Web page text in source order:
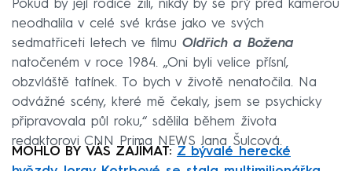
Pokud by její rodiče žili, nikdy by se prý před kamerou
neodhalila v celé své kráse jako ve svých
sedmatřiceti letech ve filmu Oldřich a Božena
natočeném v roce 1984. „Oni byli velice přísní,
obzvláště tatínek. To bych v životě nenatočila. Na
odvážné scény, které mě čekaly, jsem se psychicky
připravovala půl roku,“ sdělila během života
redaktorovi CNN Prima NEWS Jana Šulcová.
MOHLO BY VÁS ZAJÍMAT: Z bývalé herecké